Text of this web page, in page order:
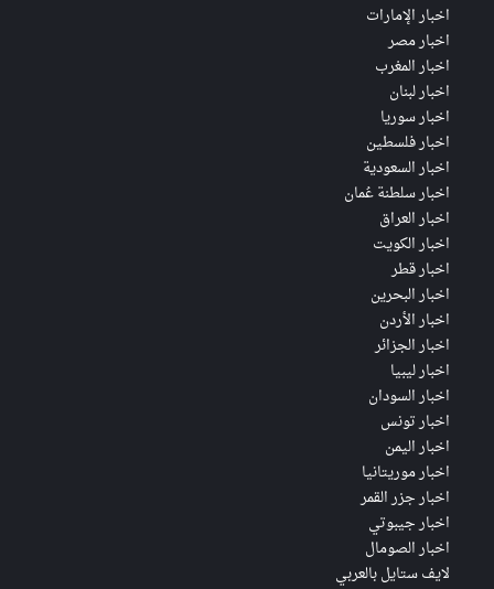
اخبار الإمارات
اخبار مصر
اخبار المغرب
اخبار لبنان
اخبار سوريا
اخبار فلسطين
اخبار السعودية
اخبار سلطنة عُمان
اخبار العراق
اخبار الكويت
اخبار قطر
اخبار البحرين
اخبار الأردن
اخبار الجزائر
اخبار ليبيا
اخبار السودان
اخبار تونس
اخبار اليمن
اخبار موريتانيا
اخبار جزر القمر
اخبار جيبوتي
اخبار الصومال
لايف ستايل بالعربي